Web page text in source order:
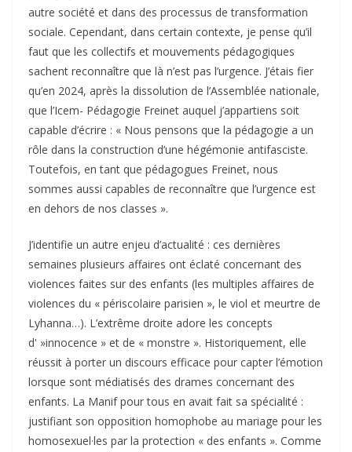
autre société et dans des processus de transformation
sociale. Cependant, dans certain contexte, je pense qu’il
faut que les collectifs et mouvements pédagogiques
sachent reconnaître que là n’est pas l’urgence. J’étais fier
qu’en 2024, après la dissolution de l’Assemblée nationale,
que l’Icem- Pédagogie Freinet auquel j’appartiens soit
capable d’écrire : « Nous pensons que la pédagogie a un
rôle dans la construction d’une hégémonie antifasciste.
Toutefois, en tant que pédagogues Freinet, nous
sommes aussi capables de reconnaître que l’urgence est
en dehors de nos classes ».
J’identifie un autre enjeu d’actualité : ces dernières
semaines plusieurs affaires ont éclaté concernant des
violences faites sur des enfants (les multiples affaires de
violences du « périscolaire parisien », le viol et meurtre de
Lyhanna…). L’extrême droite adore les concepts
d' »innocence » et de « monstre ». Historiquement, elle
réussit à porter un discours efficace pour capter l’émotion
lorsque sont médiatisés des drames concernant des
enfants. La Manif pour tous en avait fait sa spécialité :
justifiant son opposition homophobe au mariage pour les
homosexuel·les par la protection « des enfants ». Comme